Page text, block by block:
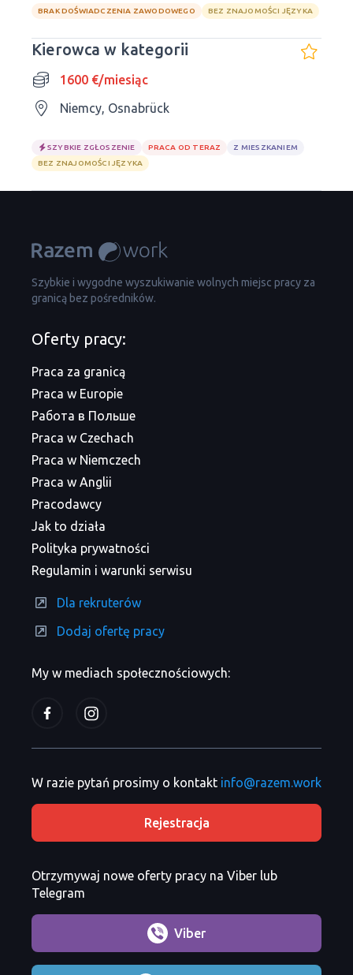
BRAK DOŚWIADCZENIA ZAWODOWEGO BEZ ZNAJOMOŚCI JĘZYKA
Kierowca w kategorii
1600 €/miesiąc
Niemcy, Osnabrück
SZYBKIE ZGŁOSZENIE PRACA OD TERAZ
Z MIESZKANIEM
BEZ ZNAJOMOŚCI JĘZYKA
Szybkie i wygodne wyszukiwanie wolnych miejsc pracy za
granicą bez pośredników.
My w mediach społecznościowych:
Oferty pracy:
Praca za granicą
Praca w Europie
Работа в Польше
Praca w Czechach
Praca w Niemczech
Praca w Anglii
Pracodawcy
Jak to działa
Polityka prywatności
Regulamin i warunki serwisu
Dla rekruterów
Dodaj ofertę pracy
W razie pytań prosimy o kontakt info@razem.work
Rejestracja
Otrzymywaj nowe oferty pracy na Viber lub
Telegram
Viber